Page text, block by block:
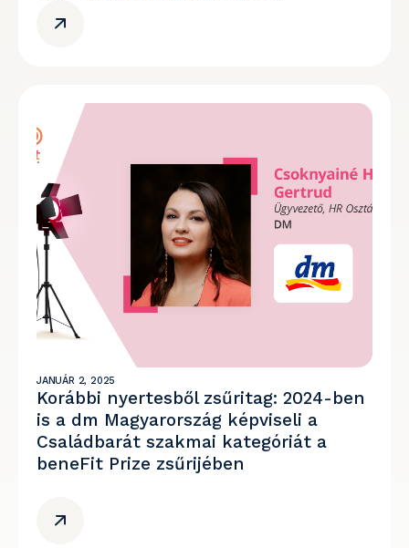
JANUÁR 2, 2025
Korábbi nyertesből zsűritag: 2024-ben
is a dm Magyarország képviseli a
Családbarát szakmai kategóriát a
beneFit Prize zsűrijében